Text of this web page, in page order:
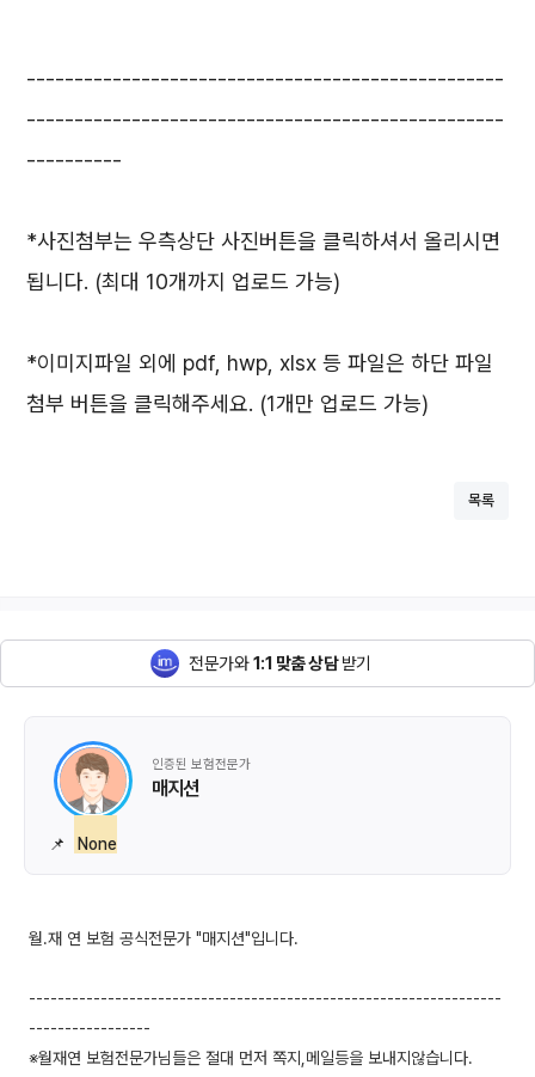
--------------------------------------------------
--------------------------------------------------
----------
*사진첨부는 우측상단 사진버튼을 클릭하셔서 올리시면
됩니다. (최대 10개까지 업로드 가능)
*이미지파일 외에 pdf, hwp, xlsx 등 파일은 하단 파일
첨부 버튼을 클릭해주세요. (1개만 업로드 가능)
목록
전문가와1:1 맞춤 상담받기
인증된 보험전문가
매지션
📌 None
월.재 연 보험 공식전문가 "매지션"입니다.
------------------------------------------------------------------
-----------------
※월재연 보험전문가님들은 절대 먼저 쪽지,메일등을 보내지않습니다.